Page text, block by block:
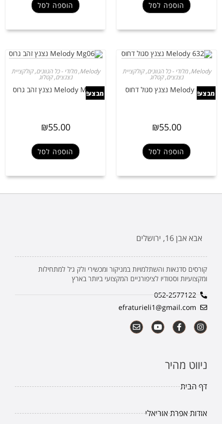
הוספה לסל הוספה לסל
מבצע!
Melody
,מלודי - כל הגוונים,קולקציית
נצנצים,קטלוג
Melody 632 נצנץ סגול דחוס
₪55.00
הוספה לסל
מבצע!
Melody
,מלודי - כל הגוונים,קולקציית
נצנצים,קטלוג
Melody Mg06 נצנץ זהב גרוס
₪55.00
הוספה לסל
אבא אבן 16, ירושלים
קורסים סדנאות והשתלמויות במניקור ומכשירי ולק ג׳ל למתחילות
ומקצועיות וסטודיו לציפורניים המקצועי ביותר בארץ
052-2577122
efraturieli1@gmail.com
ניווט מהיר
דף הבית
אודות אפרת אוריאלי